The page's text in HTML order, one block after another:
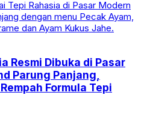
Resmi Dibuka di Pasar
Parung Panjang,
Formula Tepi